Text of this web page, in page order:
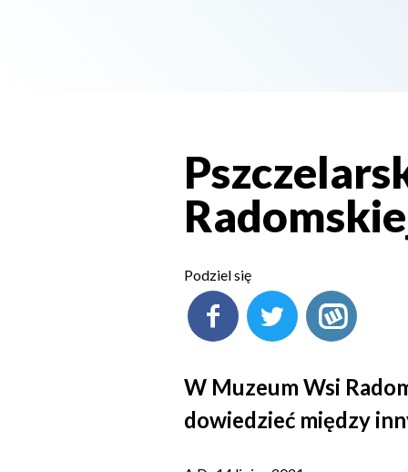
Podziel się
W Muzeum Wsi
dowiedzieć między